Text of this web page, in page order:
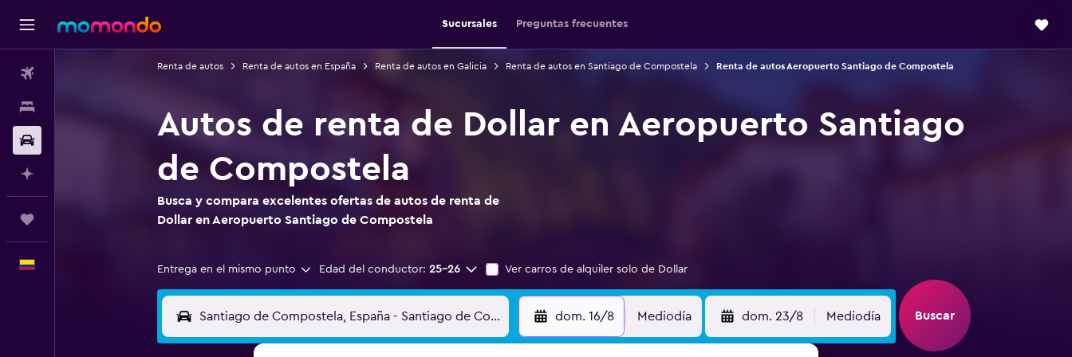
Sucursales Preguntas frecuentes
Renta de autos Renta de autos en España Renta de autos en Galicia Renta de autos en Santiago de Compostela Renta de autos Aeropuerto Santiago de Compostela
Autos de renta de Dollar en Aeropuerto Santiago
de Compostela
Busca y compara excelentes ofertas de autos de renta de
Dollar en Aeropuerto Santiago de Compostela
Entrega en el mismo punto Edad del conductor: 25-26 Ver carros de alquiler solo de Dollar
dom. 16/8 Mediodía dom. 23/8 Mediodía Buscar